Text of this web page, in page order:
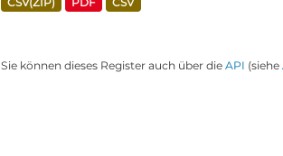
Sie können dieses Register auch über die API (siehe